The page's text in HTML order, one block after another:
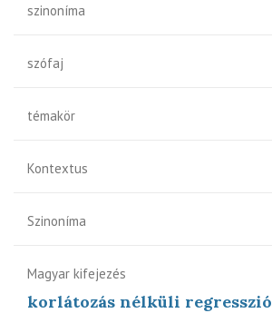
szinoníma
szófaj
témakör
Kontextus
Szinoníma
Magyar kifejezés
korlátozás nélküli regresszió